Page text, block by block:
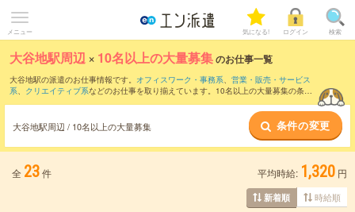
メニュー 気になる! ログイン 検索
大谷地駅周辺 × 10名以上の大量募集のお仕事一覧
大谷地駅の派遣のお仕事情報です。 オフィスワーク・事務系、 営業・販売・サービス
系、 クリエイティブ系などのお仕事を取り揃えています。10名以上の大量募集の条件
大谷地駅周辺 / 10名以上の大量募集 条件の変更
全 23件 平均時給: 1,320 円
新着順 時給順